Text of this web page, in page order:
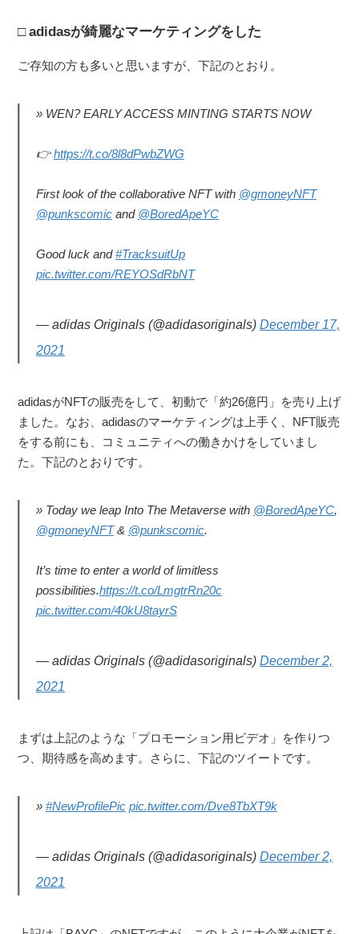
adidasが綺麗なマーケティングをした
ご存知の方も多いと思いますが、下記のとおり。
WEN? EARLY ACCESS MINTING STARTS NOW
👉https://t.co/8l8dPwbZWG
First look of the collaborative NFT with @gmoneyNFT
@punkscomicand @BoredApeYC
Good luck and#TracksuitUp
pic.twitter.com/REYOSdRbNT
— adidas Originals (@adidasoriginals) December 17,
2021
adidasがNFTの販売をして、初動で「約26億円」を売り上げ
ました。なお、adidasのマーケティングは上手く、NFT販売
をする前にも、コミュニティへの働きかけをしていまし
た。下記のとおりです。
Today we leap Into The Metaverse with @BoredApeYC,
@gmoneyNFT& @punkscomic.
It’s time to enter a world of limitless
possibilities.https://t.co/LmgtrRn20c
pic.twitter.com/40kU8tayrS
— adidas Originals (@adidasoriginals) December 2,
2021
まずは上記のような「プロモーション用ビデオ」を作りつ
つ、期待感を高めます。さらに、下記のツイートです。
#NewProfilePic pic.twitter.com/Dve8TbXT9k
— adidas Originals (@adidasoriginals) December 2,
2021